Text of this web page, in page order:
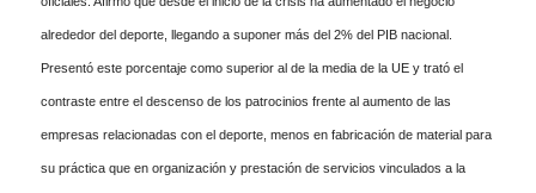
alrededor del deporte, llegando a suponer más del 2% del PIB nacional.
Presentó este porcentaje como superior al de la media de la UE y trató el
contraste entre el descenso de los patrocinios frente al aumento de las
empresas relacionadas con el deporte, menos en fabricación de material para
su práctica que en organización y prestación de servicios vinculados a la